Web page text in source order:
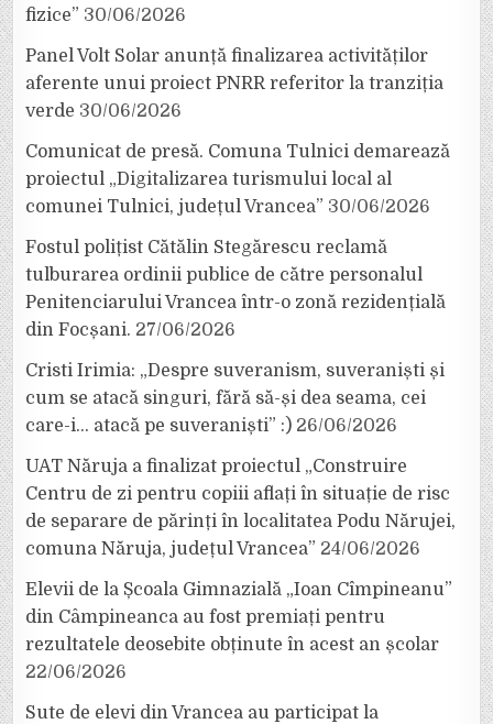
fizice” 30/06/2026
Panel Volt Solar anunță finalizarea activităților
aferente unui proiect PNRR referitor la tranziția
verde 30/06/2026
Comunicat de presă. Comuna Tulnici demarează
proiectul „Digitalizarea turismului local al
comunei Tulnici, județul Vrancea” 30/06/2026
Fostul polițist Cătălin Stegărescu reclamă
tulburarea ordinii publice de către personalul
Penitenciarului Vrancea într-o zonă rezidențială
din Focșani. 27/06/2026
Cristi Irimia: „Despre suveranism, suveraniști și
cum se atacă singuri, fără să-și dea seama, cei
care-i… atacă pe suveraniști” :) 26/06/2026
UAT Năruja a finalizat proiectul „Construire
Centru de zi pentru copiii aflați în situație de risc
de separare de părinți în localitatea Podu Nărujei,
comuna Năruja, județul Vrancea” 24/06/2026
Elevii de la Școala Gimnazială „Ioan Cîmpineanu”
din Câmpineanca au fost premiați pentru
rezultatele deosebite obținute în acest an școlar
22/06/2026
Sute de elevi din Vrancea au participat la